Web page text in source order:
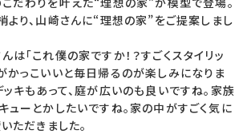
り、山崎さんに“理想の家”をご提案しまし
は「これ僕の家ですか！？すごくスタイリッ
かっこいいと毎日帰るのが楽しみになりま
ッキもあって、庭が広いのも良いですね。家族
ューとかしたいですね。家の中がすごく気に
ただきました。